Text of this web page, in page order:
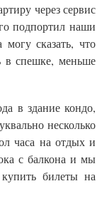
через сервис
подпортил наши
сказать, что
в спешке, меньше
в здание кондо,
несколько
часа на отдых и
с балкона и мы
билеты на